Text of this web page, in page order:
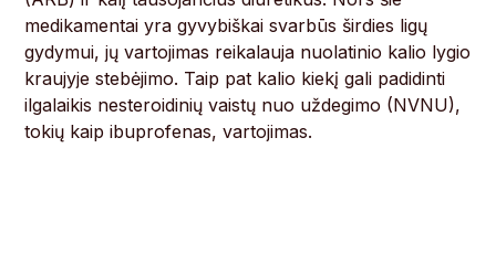
medikamentai yra gyvybiškai svarbūs širdies ligų
gydymui, jų vartojimas reikalauja nuolatinio kalio lygio
kraujyje stebėjimo. Taip pat kalio kiekį gali padidinti
ilgalaikis nesteroidinių vaistų nuo uždegimo (NVNU),
tokių kaip ibuprofenas, vartojimas.